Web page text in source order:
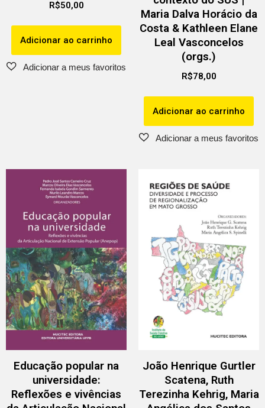
R$50,00
Adicionar ao carrinho
Maria Dalva Horácio da
Costa & Kathleen Elane
Leal Vasconcelos
(orgs.)
R$78,00
Adicionar ao carrinho
Educação popular na
universidade:
Reflexões e vivências
João Henrique Gurtler
Scatena, Ruth
Terezinha Kehrig, Maria